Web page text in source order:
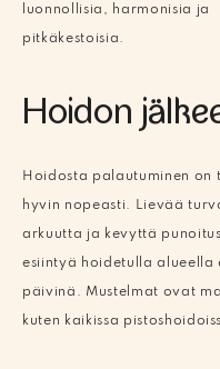
luonnollisia, harmonisia ja
pitkäkestoisia.
Hoidon
Hoidosta palautuminen on
hyvin nopeasti. Lievää
arkuutta ja kevyttä
esiintyä hoidetulla alueella
päivinä. Mustelmat ovat
kuten kaikissa